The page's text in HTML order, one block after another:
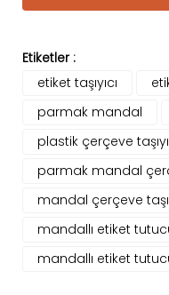
Etiketler :
etiket taşıyıcı
parmak mandal
plastik çerçeve
parmak mandal
mandal çerçeve
mandallı etiket
mandallı etiket